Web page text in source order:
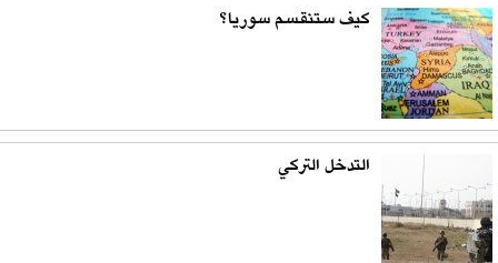
كيف ستنقسم سوريا؟
التدخل التركي